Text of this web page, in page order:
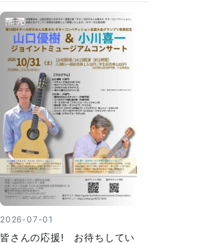
2026-07-01
皆さんの応援! お待ちしてい